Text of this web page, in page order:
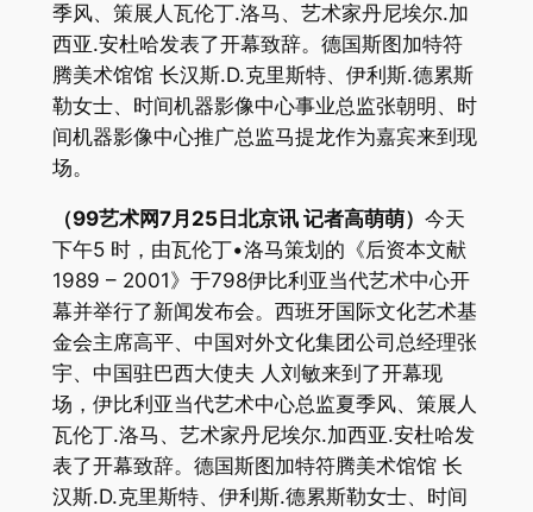
季风、策展人瓦伦丁.洛马、艺术家丹尼埃尔.加
西亚.安杜哈发表了开幕致辞。德国斯图加特符
腾美术馆馆 长汉斯.D.克里斯特、伊利斯.德累斯
勒女士、时间机器影像中心事业总监张朝明、时
间机器影像中心推广总监马提龙作为嘉宾来到现
场。
（99艺术网7月25日北京讯 记者高萌萌） 今天
下午5 时，由瓦伦丁•洛马策划的《后资本文献
1989 – 2001》于798伊比利亚当代艺术中心开
幕并举行了新闻发布会。西班牙国际文化艺术基
金会主席高平、中国对外文化集团公司总经理张
宇、中国驻巴西大使夫 人刘敏来到了开幕现
场，伊比利亚当代艺术中心总监夏季风、策展人
瓦伦丁.洛马、艺术家丹尼埃尔.加西亚.安杜哈发
表了开幕致辞。德国斯图加特符腾美术馆馆 长
汉斯.D.克里斯特、伊利斯.德累斯勒女士、时间